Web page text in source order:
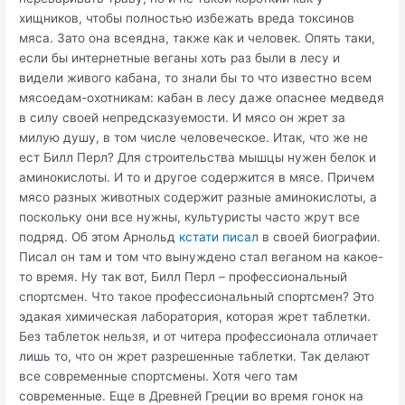
хищников, чтобы полностью избежать вреда токсинов
мяса. Зато она всеядна, также как и человек. Опять таки,
если бы интернетные веганы хоть раз были в лесу и
видели живого кабана, то знали бы то что известно всем
мясоедам-охотникам: кабан в лесу даже опаснее медведя
в силу своей непредсказуемости. И мясо он жрет за
милую душу, в том числе человеческое. Итак, что же не
ест Билл Перл? Для строительства мышцы нужен белок и
аминокислоты. И то и другое содержится в мясе. Причем
мясо разных животных содержит разные аминокислоты, а
поскольку они все нужны, культуристы часто жрут все
подряд. Об этом Арнольд кстати писал в своей биографии.
Писал он там и том что вынуждено стал веганом на какое-
то время. Ну так вот, Билл Перл – профессиональный
спортсмен. Что такое профессиональный спортсмен? Это
эдакая химическая лаборатория, которая жрет таблетки.
Без таблеток нельзя, и от читера профессионала отличает
лишь то, что он жрет разрешенные таблетки. Так делают
все современные спортсмены. Хотя чего там
современные. Еще в Древней Греции во время гонок на